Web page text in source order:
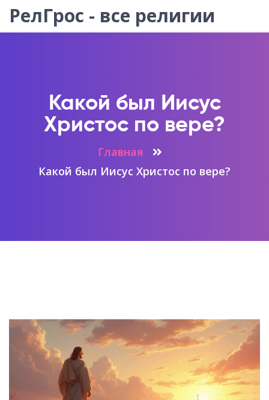
РелГрос - все религии
Какой был Иисус
Христос по вере?
Главная
Какой был Иисус Христос по вере?